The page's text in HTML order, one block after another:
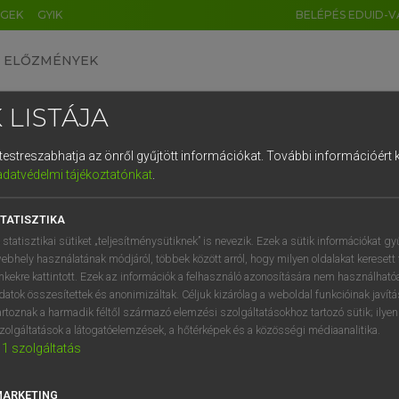
GYIK BELÉPÉS EDUID-
ELŐZMÉNYEK
nagyszótár
VAN ELŐFIZETÉSED?
megtekintéséhez.
LISTÁJA
az önről gyűjtött információkat. További információért
tájékoztatónkat.
statisztikai sütiket „teljesítménysütiknek” is nevezik. Ezek a sütik információkat
használatának módjáról, többek között arról, hogy milyen oldalakat keresett
kattintott. Ezek az információk a felhasználó azonosítására nem
összesítettek és anonimizáltak. Céljuk kizárólag a weboldal funkcióinak
a harmadik féltől származó elemzési szolgáltatásokhoz tartozó sütik;
a látogatóelemzések, a hőtérképek és a közösségi médiaanalitika.
1 szolgáltatás
DE CN FR ES IT NL
1 2 3 4 5 6 7 8 9
q w e r t z u i
a s d f g h j k l é
í y x c v b n m , .